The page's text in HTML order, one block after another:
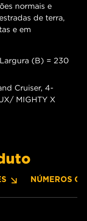
normais e
de terra,
e em
(B) = 230
Cruiser, 4-
MIGHTY X
NÚMEROS OE